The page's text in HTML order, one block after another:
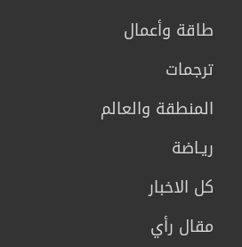
طاقة وأعمال
ترجمات
المنطقة والعالم
ريـاضة
كل الاخبار
مقال رأي